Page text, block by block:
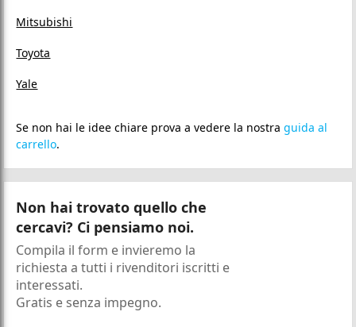
Mitsubishi
Toyota
Yale
Se non hai le idee chiare prova a vedere la nostraguida al
carrello.
Non hai trovato quello che
cercavi? Ci pensiamo noi.
Compila il form e invieremo la
richiesta a tutti i rivenditori iscritti e
interessati.
Gratis e senza impegno.